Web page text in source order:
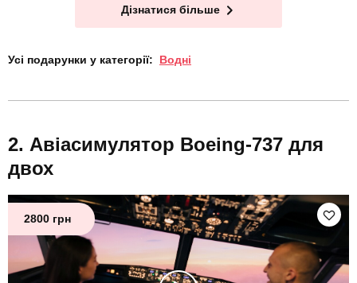
Дізнатися більше
Усі подарунки у категорії: Водні
Авіасимулятор Boeing-737 для
двох
2800 грн